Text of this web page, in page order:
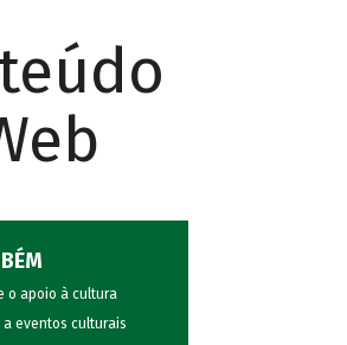
o apoio à cultura
a eventos culturais